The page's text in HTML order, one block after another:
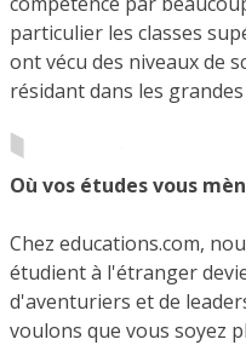
particulier les classes
ont vécu des niveaux de
résidant dans les grandes
Où vos études vous
Chez educations.com,
étudient à l'étranger
d'aventuriers et de
voulons que vous soyez